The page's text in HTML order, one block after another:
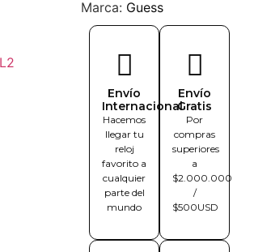
Marca: Guess
Envío
Internacional
Hacemos
llegar tu
reloj
favorito a
cualquier
parte del
mundo
Envío
Gratis
Por
compras
superiores
a
$2.000.000
/
$500USD